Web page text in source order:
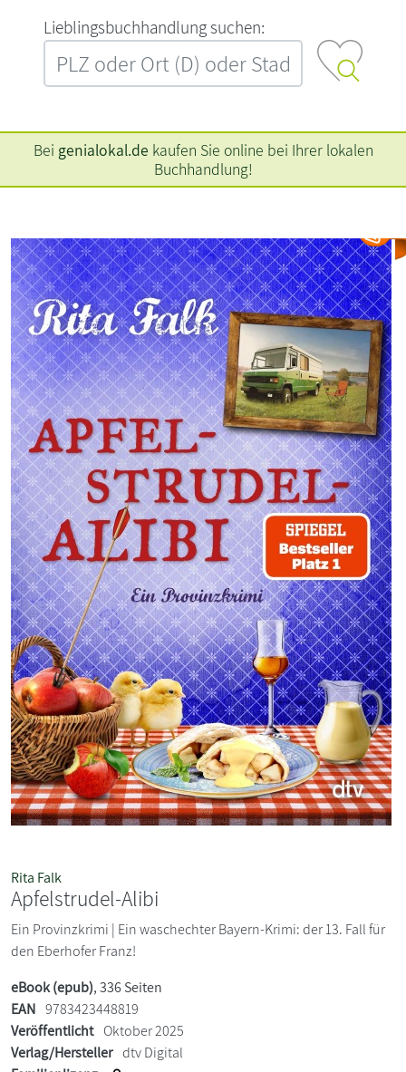
L‍i‍e‍b‍l‍i‍n‍g‍s‍b‍u‍c‍h‍h‍a‍n‍d‍l‍u‍n‍g‍ ‍s‍u‍c‍h‍e‍n‍:‍
Bei genialokal.de kaufen Sie online bei Ihrer lokalen
Buchhandlung!
Rita Falk
Apfelstrudel-Alibi
Ein Provinzkrimi | Ein waschechter Bayern-Krimi: der 13. Fall für
den Eberhofer Franz!
eBook (epub), 336 Seiten
EAN 9783423448819
Veröffentlicht Oktober 2025
Verlag/Hersteller dtv Digital